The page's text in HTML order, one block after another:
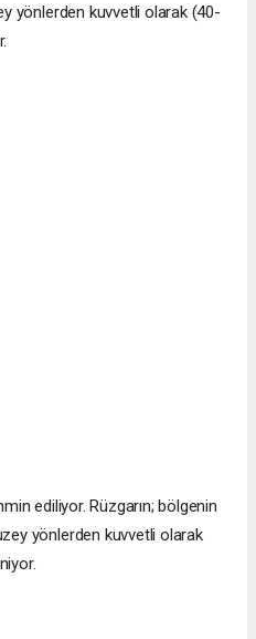
yönlerden kuvvetli olarak (40-
ediliyor. Rüzgarın; bölgenin
yönlerden kuvvetli olarak